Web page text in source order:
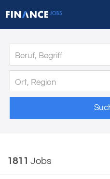
1811 Jobs